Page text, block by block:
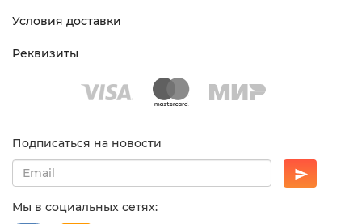
Условия доставки
Реквизиты
Подписаться на новости
Мы в социальных сетях: